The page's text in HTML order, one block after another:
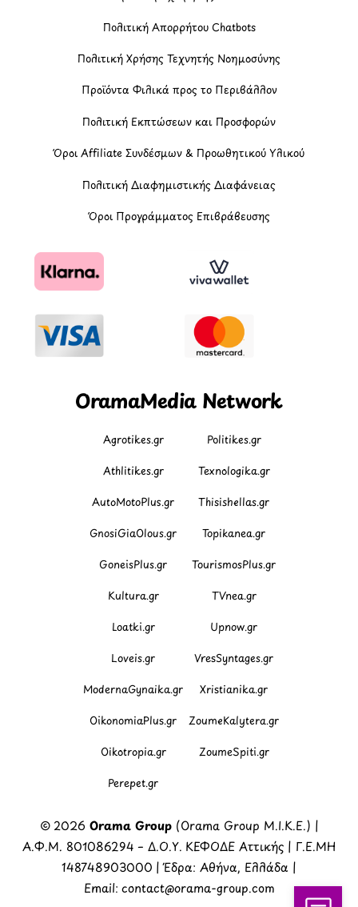
Πολιτική Απορρήτου Chatbots
Πολιτική Χρήσης Τεχνητής Νοημοσύνης
Προϊόντα Φιλικά προς το Περιβάλλον
Πολιτική Εκπτώσεων και Προσφορών
Όροι Affiliate Συνδέσμων & Προωθητικού Υλικού
Πολιτική Διαφημιστικής Διαφάνειας
Όροι Προγράμματος Επιβράβευσης
OramaMedia Network
Agrotikes.gr Politikes.gr
Athlitikes.gr Texnologika.gr
AutoMotoPlus.gr Thisishellas.gr
GnosiGiaOlous.gr Topikanea.gr
GoneisPlus.gr TourismosPlus.gr
Kultura.gr TVnea.gr
Loatki.gr Upnow.gr
Loveis.gr VresSyntages.gr
ModernaGynaika.gr Xristianika.gr
OikonomiaPlus.gr ZoumeKalytera.gr
Oikotropia.gr ZoumeSpiti.gr
Perepet.gr
© 2026 Orama Group(Orama Group Μ.Ι.Κ.Ε.) |
Α.Φ.Μ. 801086294 – Δ.Ο.Υ. ΚΕΦΟΔΕ Αττικής | Γ.Ε.ΜΗ
148748903000 | Έδρα: Αθήνα, Ελλάδα |
Email: contact@orama-group.com